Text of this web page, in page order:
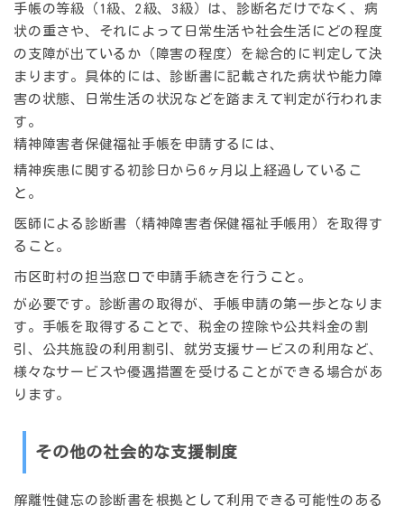
手帳の等級（1級、2級、3級）は、診断名だけでなく、病
状の重さや、それによって日常生活や社会生活にどの程度
の支障が出ているか（障害の程度）を総合的に判定して決
まります。具体的には、診断書に記載された病状や能力障
害の状態、日常生活の状況などを踏まえて判定が行われま
す。
精神障害者保健福祉手帳を申請するには、
精神疾患に関する初診日から6ヶ月以上経過しているこ
と。
医師による診断書（精神障害者保健福祉手帳用）を取得す
ること。
市区町村の担当窓口で申請手続きを行うこと。
が必要です。診断書の取得が、手帳申請の第一歩となりま
す。手帳を取得することで、税金の控除や公共料金の割
引、公共施設の利用割引、就労支援サービスの利用など、
様々なサービスや優遇措置を受けることができる場合があ
ります。
その他の社会的な支援制度
解離性健忘の診断書を根拠として利用できる可能性のある